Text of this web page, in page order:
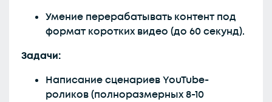
Умение перерабатывать контент под
формат коротких видео (до 60 секунд).
Задачи:
Написание сценариев YouTube-
роликов (полноразмерных 8-10